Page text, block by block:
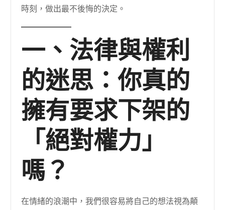
時刻，做出最不後悔的決定。
一、法律與權利
的迷思：你真的
擁有要求下架的
「絕對權力」
嗎？
在情緒的浪潮中，我們很容易將自己的想法視為顛